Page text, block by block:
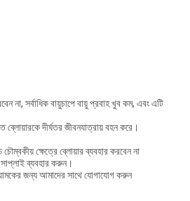
না, সর্বাধিক বায়ুচাপে বায়ু প্রবাহ খুব কম, এবং এটি
ব্লোয়ারকে দীর্ঘতর জীবনযাত্রায় বহন করে।
ক্ষেত্রে ব্লোয়ার ব্যবহার করবেন না
ব্যবহার করুন।
জন্য আমাদের সাথে যোগাযোগ করুন